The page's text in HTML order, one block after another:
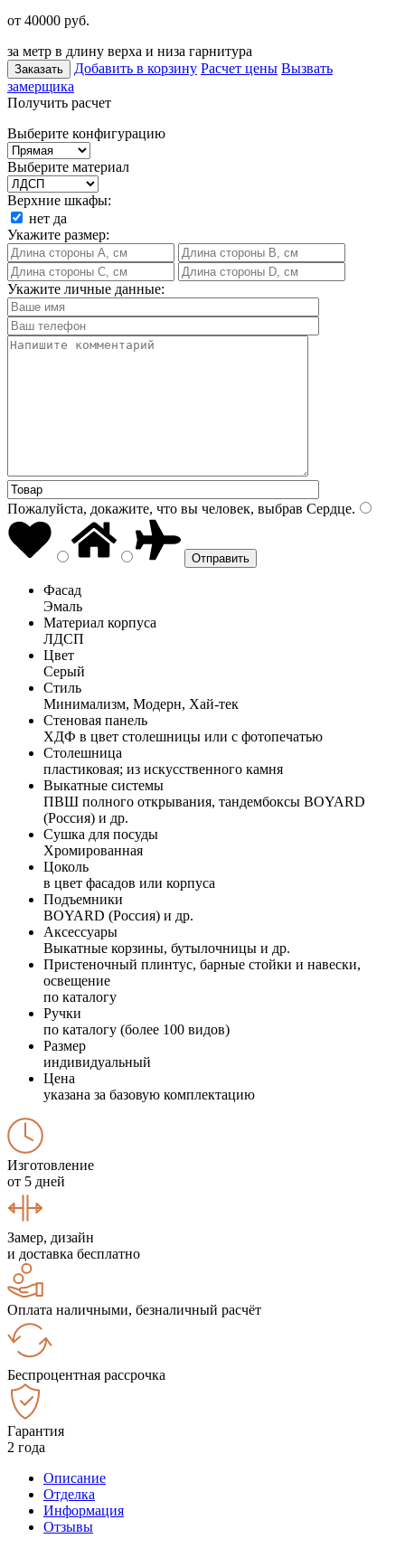
от 40000 руб.
за метр в длину верха и низа гарнитура
Заказать Добавить в корзину Расчет цены Вызвать
замерщика
Получить расчет
Выберите конфигурацию
Выберите материал
Верхние шкафы:
нет да
Укажите размер:
Укажите личные данные:
Пожалуйста, докажите, что вы человек, выбрав Сердце.
Фасад
Эмаль
Материал корпуса
ЛДСП
Цвет
Серый
Стиль
Минимализм, Модерн, Хай-тек
Стеновая панель
ХДФ в цвет столешницы или с фотопечатью
Столешница
пластиковая; из искусственного камня
Выкатные системы
ПВШ полного открывания, тандембоксы BOYARD
(Россия) и др.
Сушка для посуды
Хромированная
Цоколь
в цвет фасадов или корпуса
Подъемники
BOYARD (Россия) и др.
Аксессуары
Выкатные корзины, бутылочницы и др.
Пристеночный плинтус, барные стойки и навески,
освещение
по каталогу
Ручки
по каталогу (более 100 видов)
Размер
индивидуальный
Цена
указана за базовую комплектацию
Изготовление
от 5 дней
Замер, дизайн
и доставка бесплатно
Оплата наличными, безналичный расчёт
Беспроцентная рассрочка
Гарантия
2 года
Описание
Отделка
Информация
Отзывы